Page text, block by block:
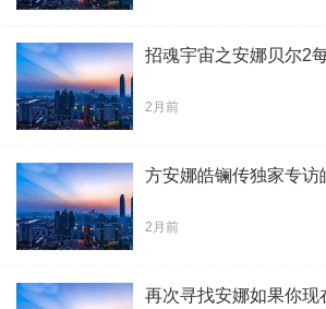
招魂宇宙之安娜贝尔2
2月前
方安娜皓镧传独家专访
2月前
再次寻找安娜如果你现